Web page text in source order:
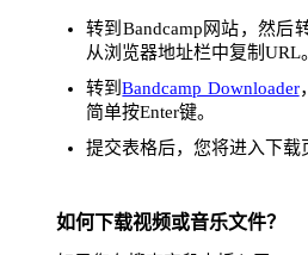
转到Bandcamp网站，然后
从浏览器地址栏中复制URL。
转到Bandcamp Downloader
简单按Enter键。
提交表格后，您将进入下
如何下载视频或音乐文件？